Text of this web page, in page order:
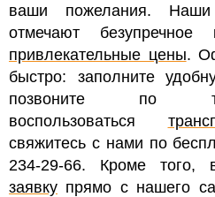
ваши пожелания. Наши
отмечают
привлекательные цены.
быстро: заполните
позвоните по
воспользоваться
свяжитесь с нами по
234-29-66. Кроме того,
заявку прямо с нашего